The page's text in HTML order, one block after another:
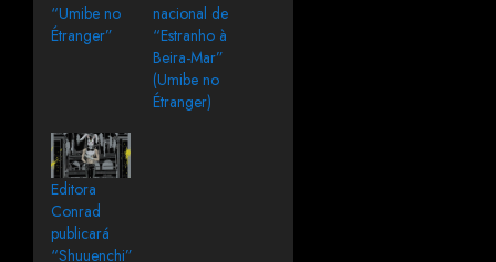
“Umibe no
Étranger”
nacional de
“Estranho à
Beira-Mar”
(Umibe no
Étranger)
Editora
Conrad
publicará
“Shuuenchi”